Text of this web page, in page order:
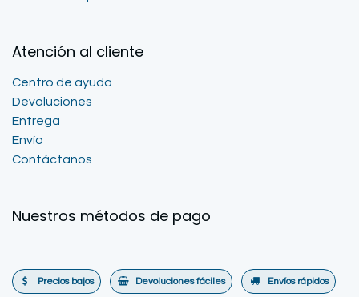
Atención al cliente
Centro de ayuda
Devoluciones
Entrega
Envío
Contáctanos
Nuestros métodos de pago
Precios bajos Devoluciones fáciles Envíos rápidos